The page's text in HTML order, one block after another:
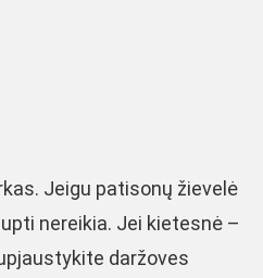
Jeigu patisonų žievelė
nereikia. Jei kietesnė –
daržoves